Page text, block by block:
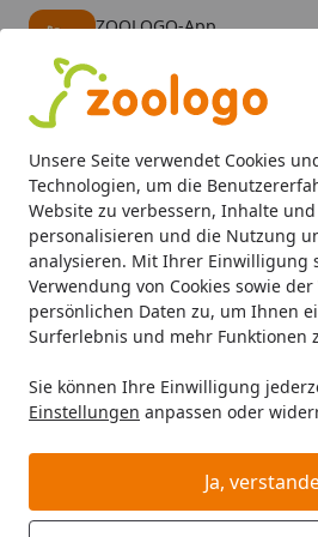
Unsere Seite verwendet Cookies
Technologien, um die
Website zu verbessern, Inhalte
personalisieren und die Nutzung
analysieren. Mit Ihrer Einwilligung
Verwendung von Cookies sowie
persönlichen Daten zu, um Ihnen
Surferlebnis und mehr Funktionen
Sie können Ihre Einwilligung
Einstellungen anpassen oder
Ja,
ZOOLOGO-App
Alle Produkte
Mein Konto
Suchen
Startseite
Katze Katzenfutter
Dogs'n Tiger
1x1500g
BALD VERGRIFFEN